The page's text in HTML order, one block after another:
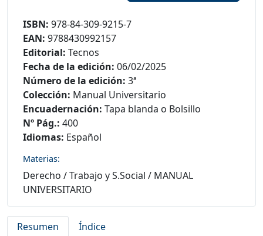
ISBN: 978-84-309-9215-7
EAN: 9788430992157
Editorial: Tecnos
Fecha de la edición: 06/02/2025
Número de la edición: 3ª
Colección: Manual Universitario
Encuadernación: Tapa blanda o Bolsillo
Nº Pág.: 400
Idiomas: Español
Materias:
Derecho /Trabajo y S.Social / MANUAL
UNIVERSITARIO
Resumen Índice